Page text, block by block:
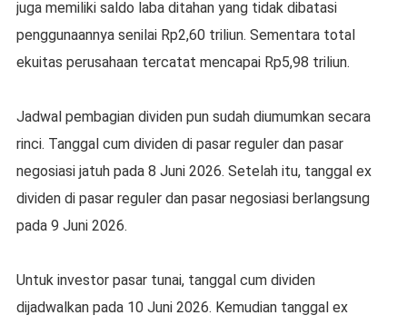
juga memiliki saldo laba ditahan yang tidak dibatasi
penggunaannya senilai Rp2,60 triliun. Sementara total
ekuitas perusahaan tercatat mencapai Rp5,98 triliun.
Jadwal pembagian dividen pun sudah diumumkan secara
rinci. Tanggal cum dividen di pasar reguler dan pasar
negosiasi jatuh pada 8 Juni 2026. Setelah itu, tanggal ex
dividen di pasar reguler dan pasar negosiasi berlangsung
pada 9 Juni 2026.
Untuk investor pasar tunai, tanggal cum dividen
dijadwalkan pada 10 Juni 2026. Kemudian tanggal ex